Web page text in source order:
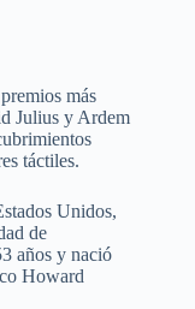
más
Julius y Ardem
táctiles.
Unidos,
de
años y nació
Howard